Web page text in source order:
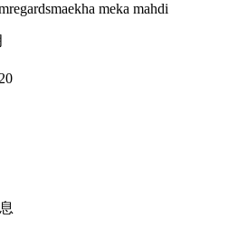
meka mahdi